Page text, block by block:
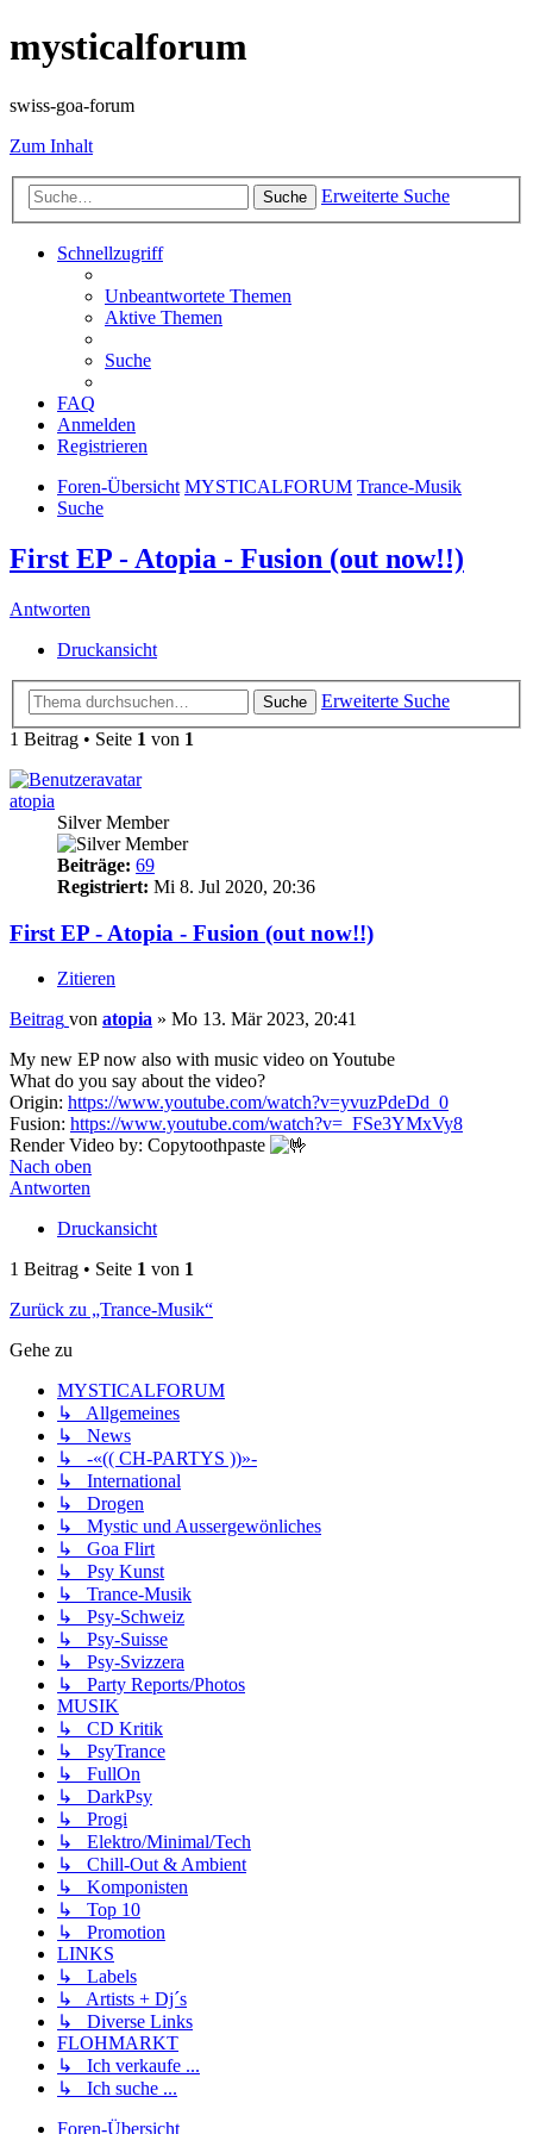
mysticalforum
swiss-goa-forum
Zum Inhalt
Suche Erweiterte Suche
Schnellzugriff
Unbeantwortete Themen
Aktive Themen
Suche
FAQ
Anmelden
Registrieren
Foren-Übersicht MYSTICALFORUM Trance-Musik
Suche
First EP - Atopia - Fusion (out now!!)
Antworten
Druckansicht
Suche
Erweiterte Suche
1 Beitrag • Seite 1 von 1
atopia
Silver Member
Beiträge: 69
Registriert: Mi 8. Jul 2020, 20:36
First EP - Atopia - Fusion (out now!!)
Zitieren
Beitrag von atopia » Mo 13. Mär 2023, 20:41
My new EP now also with music video on Youtube
What do you say about the video?
Origin: https://www.youtube.com/watch?v=yvuzPdeDd_0
Fusion: https://www.youtube.com/watch?v=_FSe3YMxVy8
Render Video by: Copytoothpaste
Nach oben
Antworten
Druckansicht
1 Beitrag • Seite 1 von 1
Zurück zu „Trance-Musik“
Gehe zu
MYSTICALFORUM
↳ Allgemeines
↳ News
↳ -«(( CH-PARTYS ))»-
↳ International
↳ Drogen
↳ Mystic und Aussergewönliches
↳ Goa Flirt
↳ Psy Kunst
↳ Trance-Musik
↳ Psy-Schweiz
↳ Psy-Suisse
↳ Psy-Svizzera
↳ Party Reports/Photos
MUSIK
↳ CD Kritik
↳ PsyTrance
↳ FullOn
↳ DarkPsy
↳ Progi
↳ Elektro/Minimal/Tech
↳ Chill-Out & Ambient
↳ Komponisten
↳ Top 10
↳ Promotion
LINKS
↳ Labels
↳ Artists + Dj´s
↳ Diverse Links
FLOHMARKT
↳ Ich verkaufe ...
↳ Ich suche ...
Foren-Übersicht